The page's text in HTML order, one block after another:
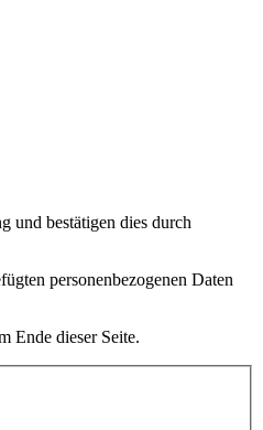
und bestätigen dies durch
personenbezogenen Daten
Ende dieser Seite.